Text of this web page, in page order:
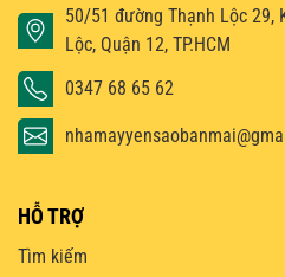
50/51 đường Thạnh Lộc 29,
Lộc, Quận 12, TP.HCM
0347 68 65 62
HỖ TRỢ
Tìm kiếm